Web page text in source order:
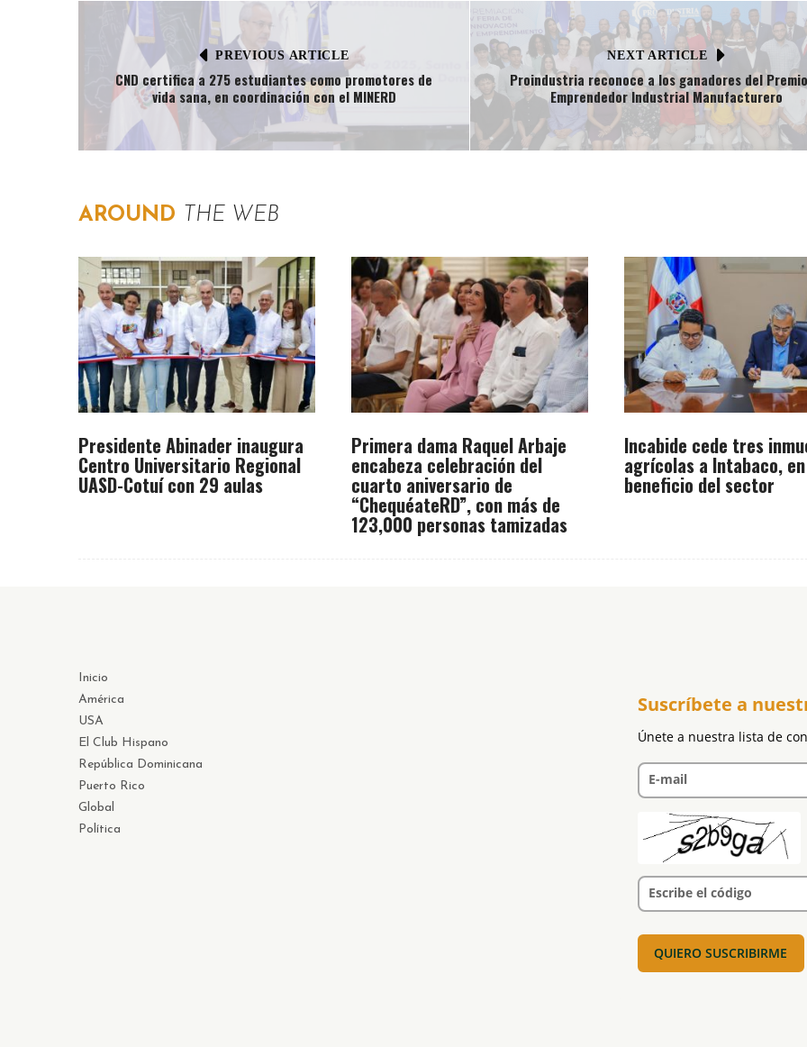
PREVIOUS ARTICLE
CND certifica a 275 estudiantes como promotores de
vida sana, en coordinación con el MINERD
NEXT ARTICLE
Proindustria reconoce a los ganadores del
Emprendedor Industrial Manufacturero
AROUND THE WEB
Presidente Abinader inaugura
Centro Universitario Regional
UASD-Cotuí con 29 aulas
Primera dama Raquel Arbaje
encabeza celebración del
cuarto aniversario de
“ChequéateRD”, con más de
123,000 personas tamizadas
Incabide cede tres
agrícolas a Intabaco, en
beneficio del sector
Inicio
América
USA
El Club Hispano
República Dominicana
Puerto Rico
Global
Política
Suscríbete a
Únete a nuestra lista de
E-mail
Escribe el código